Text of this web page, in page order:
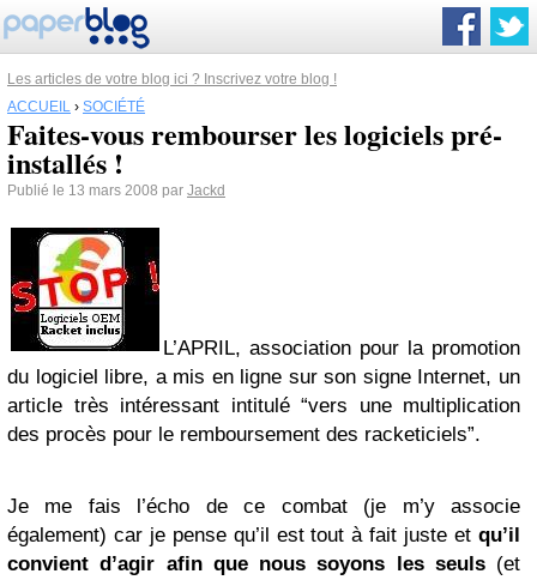
Les articles de votre blog ici ? Inscrivez votre blog !
ACCUEIL › SOCIÉTÉ
Faites-vous rembourser les logiciels pré-
installés !
Publié le 13 mars 2008 par Jackd
L’APRIL, association pour la promotion
du logiciel libre, a mis en ligne sur son signe Internet, un
article très intéressant intitulé “vers une multiplication
des procès pour le remboursement des racketiciels”.
Je me fais l’écho de ce combat (je m’y associe
également) car je pense qu’il est tout à fait juste et qu’il
convient d’agir afin que nous soyons les seuls(et